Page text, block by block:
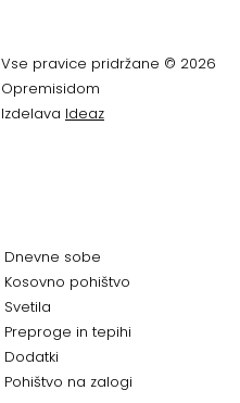
Vse pravice pridržane © 2026
Opremisidom
Izdelava Ideaz
Dnevne sobe
Kosovno pohištvo
Svetila
Preproge in tepihi
Dodatki
Pohištvo na zalogi